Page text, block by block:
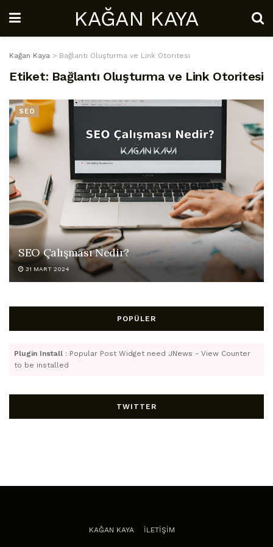
KAĞAN KAYA
Kağan Kaya > Bağlantı Oluşturma ve Link Otoritesi
Etiket: Bağlantı Oluşturma ve Link Otoritesi
SEO
SEO Çalışması Nedir?
31 MART 2024
POPÜLER
Plugin Install : Popular Post Widget need JNews - View Counter
to be installed
TWITTER
KAĞAN KAYA İLETİŞİM